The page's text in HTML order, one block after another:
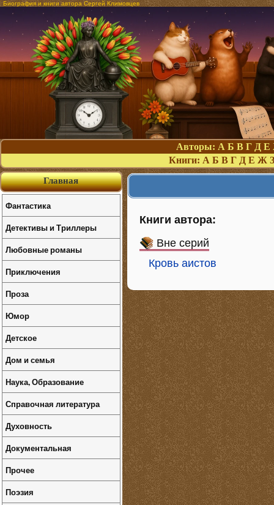
Биография и книги автора Сергей Климовцев
Авторы: А Б В Г Д Е
Книги: А Б В Г Д Е Ж З
Книги автора:
Вне серий
Кровь аистов
Главная
Фантастика
Детективы и Триллеры
Любовные романы
Приключения
Проза
Юмор
Детское
Дом и семья
Наука, Образование
Справочная литература
Духовность
Документальная
Прочее
Поэзия